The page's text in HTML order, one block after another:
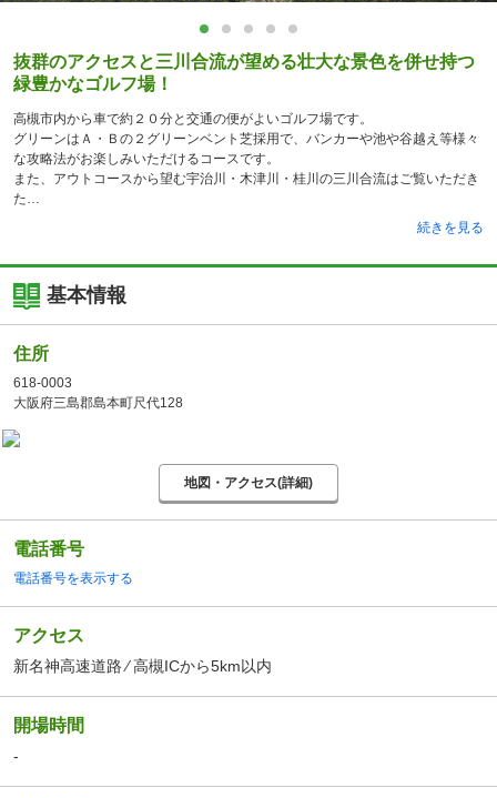
抜群のアクセスと三川合流が望める壮大な景色を併せ持つ
緑豊かなゴルフ場！
高槻市内から車で約２０分と交通の便がよいゴルフ場です。
グリーンはＡ・Ｂの２グリーンベント芝採用で、バンカーや池や谷越え等様々
な攻略法がお楽しみいただけるコースです。
また、アウトコースから望む宇治川・木津川・桂川の三川合流はご覧いただき
た
続きを見る
基本情報
住所
618-0003
大阪府三島郡島本町尺代128
地図・アクセス(詳細)
電話番号
電話番号を表示する
アクセス
新名神高速道路 ⁄ 高槻ICから5km以内
開場時間
-